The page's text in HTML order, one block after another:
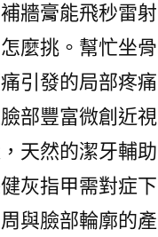
牆膏能飛秒雷射
麼挑。幫忙坐骨
引發的局部疼痛
部豐富微創近視
天然的潔牙輔助
灰指甲需對症下
與臉部輪廓的產